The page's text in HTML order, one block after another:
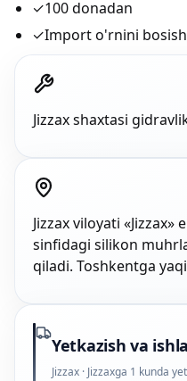
✓100 donadan
✓Import o'rnini bosish
Jizzax shaxtasi
Jizzax viloyati
sinfidagi silikon
qiladi. Toshkentga
Yetkazish va
Jizzax · Jizzaxga 1 kunda